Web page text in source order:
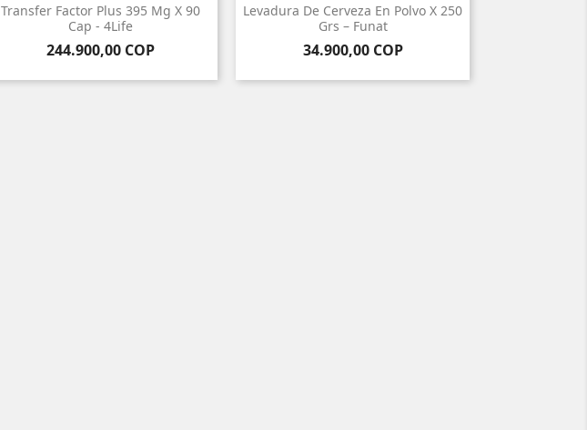
Transfer Factor Plus 395 Mg X 90
Cap - 4Life
Precio
244.900,00 COP
Levadura De Cerveza En Polvo X 250
Grs – Funat
Precio
34.900,00 COP